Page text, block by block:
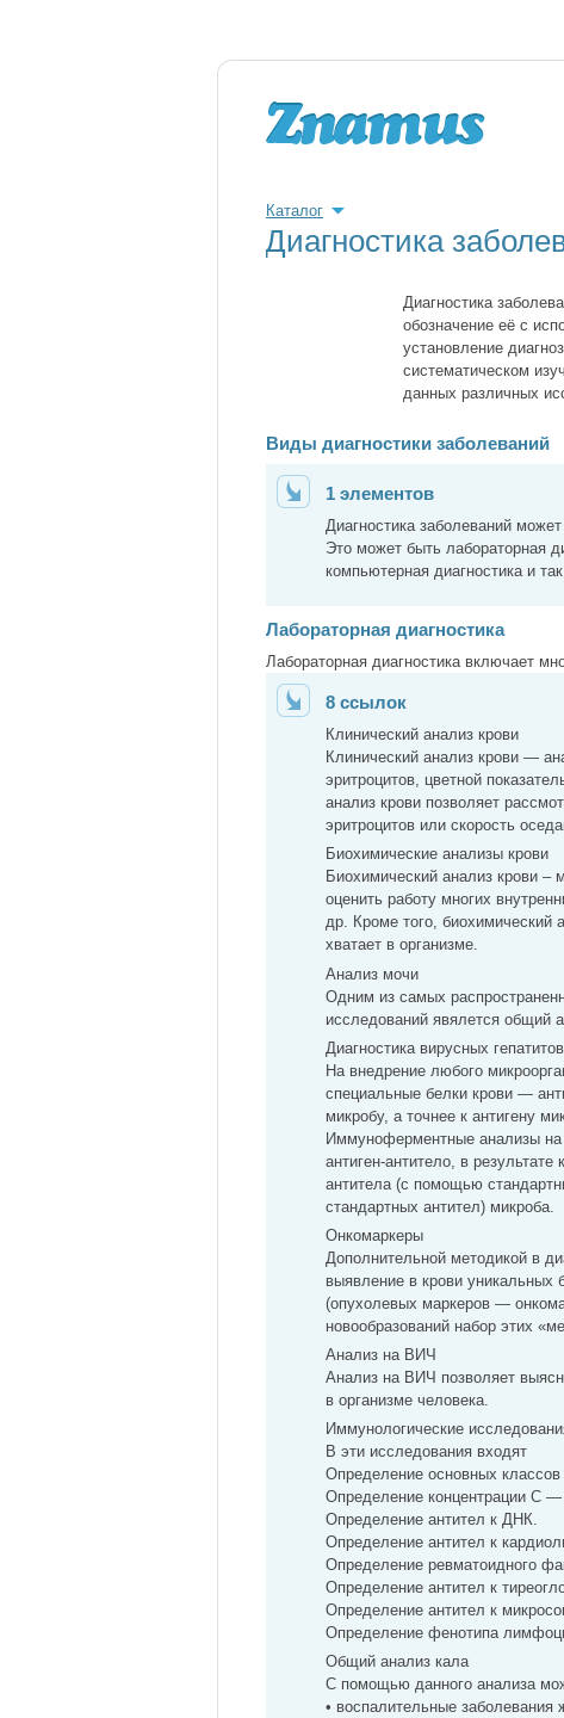
Каталог
Диагностика
Диагностика
обозначение её с
установление
систематическом
данных различных
Виды диагностики заболеваний
1 элементов
Диагностика заболеваний
Это может быть лабораторная
компьютерная диагностика и
Лабораторная диагностика
Лабораторная диагностика включает
8 ссылок
Клинический анализ крови
Клинический анализ крови —
эритроцитов, цветной
анализ крови позволяет
эритроцитов или скорость
Биохимические анализы крови
Биохимический анализ крови –
оценить работу многих
др. Кроме того, биохимический
хватает в организме.
Анализ мочи
Одним из самых
исследований явялется общий
Диагностика вирусных гепатитов
На внедрение любого
специальные белки крови —
микробу, а точнее к антигену
Иммуноферментные анализы на
антиген-антитело, в
антитела (с помощью
стандартных антител) микроба.
Онкомаркеры
Дополнительной методикой в
выявление в крови
(опухолевых маркеров —
новообразований набор этих
Анализ на ВИЧ
Анализ на ВИЧ позволяет
в организме человека.
Иммунологические
В эти исследования входят
Определение основных
Определение концентрации С —
Определение антител к ДНК.
Определение антител к
Определение ревматоидного
Определение антител к
Определение антител к
Определение фенотипа
Общий анализ кала
С помощью данного анализа
• воспалительные заболевания